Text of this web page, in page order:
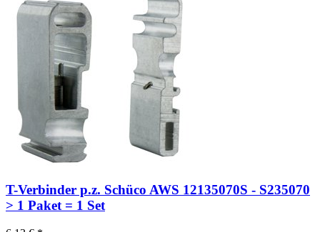
T-Verbinder p.z. Schüco AWS 12135070S - S235070
> 1 Paket = 1 Set